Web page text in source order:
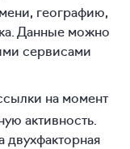
географию,
Данные можно
сервисами
на момент
активность.
двухфакторная